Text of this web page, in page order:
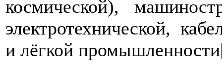
космической),
электротехнической,
и лёгкой